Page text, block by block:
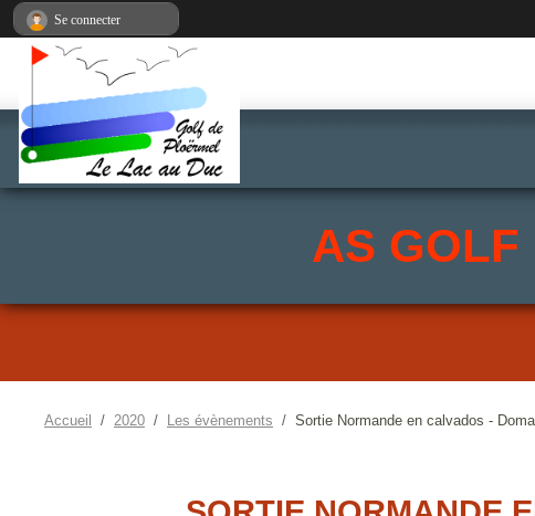
AS GOLF
Accueil 2020 Les évènements Sortie Normande en calvados -
Se connecter
Panneau de gestion des cookies